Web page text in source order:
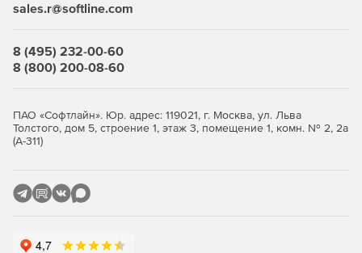
основе ГОСТ 34233.7-2017, РД 26-14-88, ГОСТ 30780-
Расчет на прочность и устойчивость горизонтальных
и вертикальных сосудов с учетом нагрузок от
2009, ГОСТ Р 55722-2013, ГОСТ 34283-2017.
«ПАССАТ-Резервуары» на основе СТО–СА–03–002–
2011, ГОСТ 31385-2016.
sales.r@softline.com
8 (495) 232-00-60
8 (800) 200-08-60
ПАО «Софтлайн». Юр. адрес: 119021, г. Москва, ул. Льва
Толстого, дом 5, строение 1, этаж 3, помещение 1, комн. № 2, 2а
(А-311)